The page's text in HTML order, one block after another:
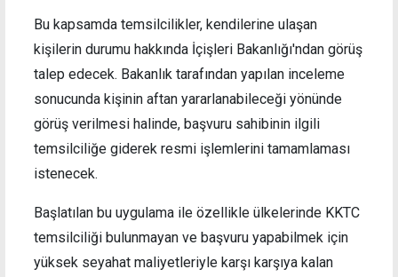
Bu kapsamda temsilcilikler, kendilerine ulaşan
kişilerin durumu hakkında İçişleri Bakanlığı'ndan görüş
talep edecek. Bakanlık tarafından yapılan inceleme
sonucunda kişinin aftan yararlanabileceği yönünde
görüş verilmesi halinde, başvuru sahibinin ilgili
temsilciliğe giderek resmi işlemlerini tamamlaması
istenecek.
Başlatılan bu uygulama ile özellikle ülkelerinde KKTC
temsilciliği bulunmayan ve başvuru yapabilmek için
yüksek seyahat maliyetleriyle karşı karşıya kalan